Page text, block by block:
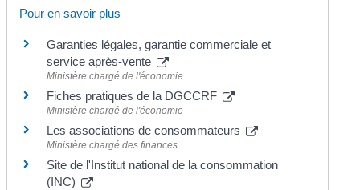
Pour en savoir plus
Garanties légales, garantie commerciale et
service après-vente
Ministère chargé de l'économie
Fiches pratiques de la DGCCRF
Ministère chargé de l'économie
Les associations de consommateurs
Ministère chargé des finances
Site de l'Institut national de la consommation
(INC)